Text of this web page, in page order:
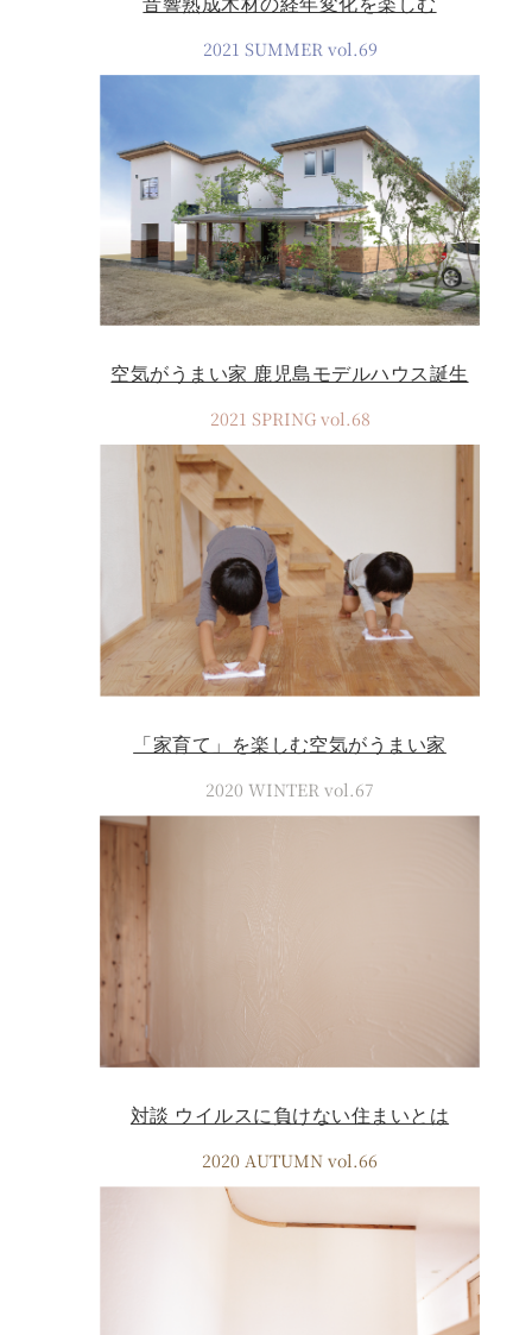
2021 SUMMER vol.69
空気がうまい家 鹿児島モデルハウス誕生
2021 SPRING vol.68
「家育て」を楽しむ空気がうまい家
2020 WINTER vol.67
対談 ウイルスに負けない住まいとは
2020 AUTUMN vol.66